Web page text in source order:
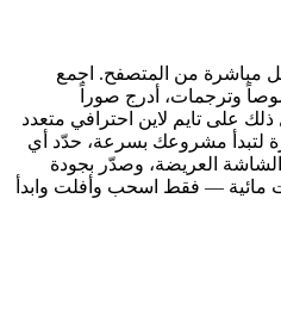
مباشرة من المتصفح. اجمع
وترجمات، أدرج صوراً
على تايم لاين احترافي متعدد
لتبدأ مشروعك بسرعة، حدّد أي
العريضة، وصدّر بجودة
مائية — فقط اسحب وأفلت وابدأ